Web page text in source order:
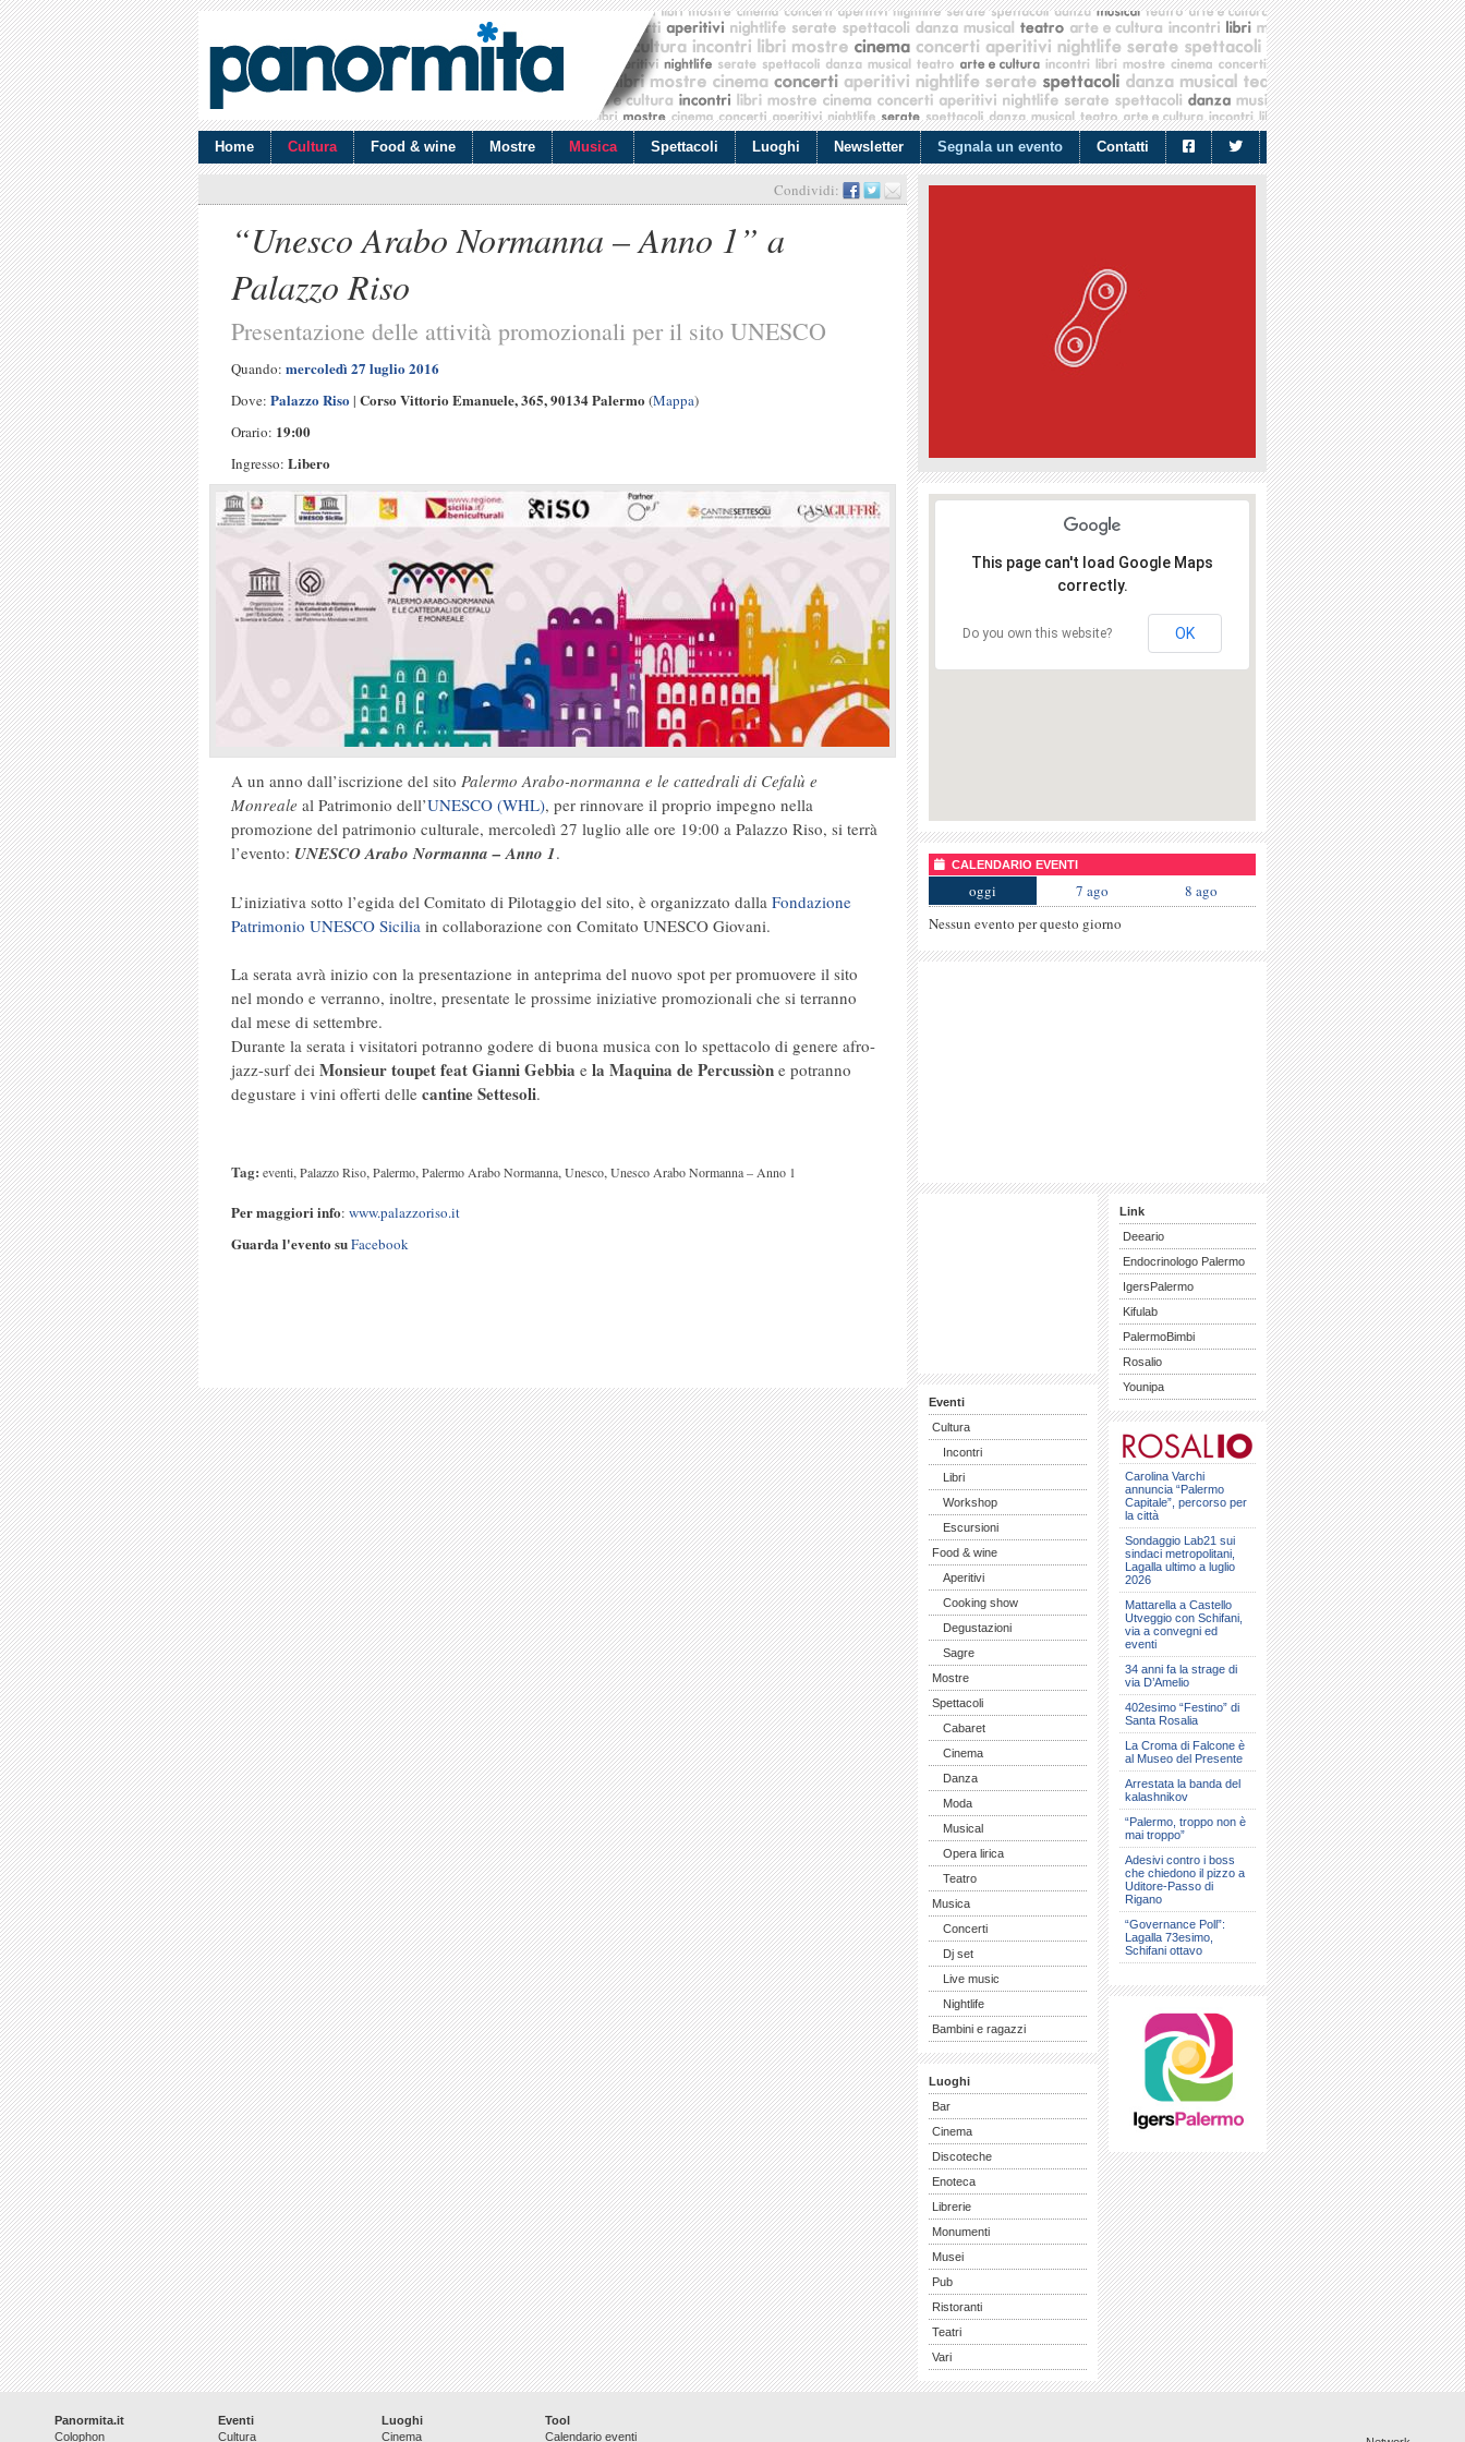
Home Cultura Food & wine Mostre Musica Spettacoli Luoghi Newsletter Segnala un evento Contatti
Condividi:
“Unesco Arabo Normanna – Anno 1” a
Palazzo Riso
Presentazione delle attività promozionali per il sito UNESCO
Quando: mercoledì 27 luglio 2016
Dove: Palazzo Riso | Corso Vittorio Emanuele, 365, 90134 Palermo (Mappa)
Orario: 19:00
Ingresso: Libero
A un anno dall’iscrizione del sito Palermo Arabo-normanna e le cattedrali di Cefalù e
Monreale al Patrimonio dell’UNESCO (WHL), per rinnovare il proprio impegno nella
promozione del patrimonio culturale, mercoledì 27 luglio alle ore 19:00 a Palazzo Riso, si terrà
l’evento: UNESCO Arabo Normanna – Anno 1.
L’iniziativa sotto l’egida del Comitato di Pilotaggio del sito, è organizzato dalla Fondazione
Patrimonio UNESCO Sicilia in collaborazione con Comitato UNESCO Giovani.
La serata avrà inizio con la presentazione in anteprima del nuovo spot per promuovere il sito
nel mondo e verranno, inoltre, presentate le prossime iniziative promozionali che si terranno
dal mese di settembre.
Durante la serata i visitatori potranno godere di buona musica con lo spettacolo di genere afro-
jazz-surf dei Monsieur toupet feat Gianni Gebbia e la Maquina de Percussiòn e potranno
degustare i vini offerti delle cantine Settesoli.
Tag: eventi,Palazzo Riso,Palermo,Palermo Arabo Normanna,Unesco,Unesco Arabo Normanna – Anno 1
Per maggiori info: www.palazzoriso.it
Guarda l'evento suFacebook
This page can't load Google Maps
correctly.
Do you own this website? OK
CALENDARIO EVENTI
oggi 7 ago
8 ago
Nessun evento per questo giorno
Eventi
Cultura
Incontri
Libri
Workshop
Escursioni
Food & wine
Aperitivi
Cooking show
Degustazioni
Sagre
Mostre
Spettacoli
Cabaret
Cinema
Danza
Moda
Musical
Opera lirica
Teatro
Musica
Concerti
Dj set
Live music
Nightlife
Bambini e ragazzi
Luoghi
Bar
Cinema
Discoteche
Enoteca
Librerie
Monumenti
Musei
Pub
Ristoranti
Teatri
Vari
Link
Deeario
Endocrinologo Palermo
IgersPalermo
Kifulab
PalermoBimbi
Rosalio
Younipa
Carolina Varchi
annuncia “Palermo
Capitale”, percorso per
la città
Sondaggio Lab21 sui
sindaci metropolitani,
Lagalla ultimo a luglio
2026
Mattarella a Castello
Utveggio con Schifani,
via a convegni ed
eventi
34 anni fa la strage di
via D’Amelio
402esimo “Festino” di
Santa Rosalia
La Croma di Falcone è
al Museo del Presente
Arrestata la banda del
kalashnikov
“Palermo, troppo non è
mai troppo”
Adesivi contro i boss
che chiedono il pizzo a
Uditore-Passo di
Rigano
“Governance Poll”:
Lagalla 73esimo,
Schifani ottavo
Panormita.it
Colophon
Eventi
Cultura
Luoghi
Cinema
Tool
Calendario eventi